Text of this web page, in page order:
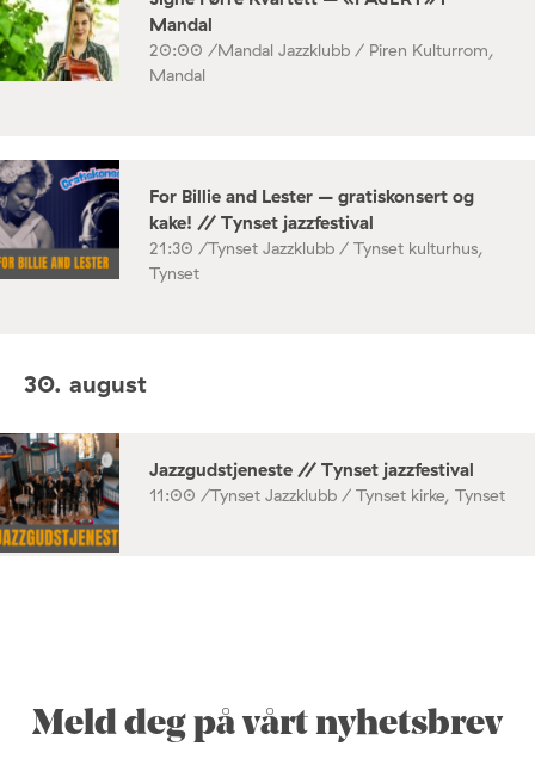
Mandal
20:00 /Mandal Jazzklubb / Piren Kulturrom,
Mandal
For Billie and Lester – gratiskonsert og
kake! // Tynset jazzfestival
21:30 /Tynset Jazzklubb / Tynset kulturhus,
Tynset
30. august
Jazzgudstjeneste // Tynset jazzfestival
11:00 /Tynset Jazzklubb / Tynset kirke, Tynset
Meld deg på vårt nyhetsbrev